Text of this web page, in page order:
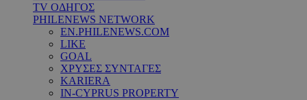
TV ΟΔΗΓΟΣ
PHILENEWS NETWORK
EN.PHILENEWS.COM
LIKE
GOAL
ΧΡΥΣΕΣ ΣΥΝΤΑΓΕΣ
KARIERA
IN-CYPRUS PROPERTY